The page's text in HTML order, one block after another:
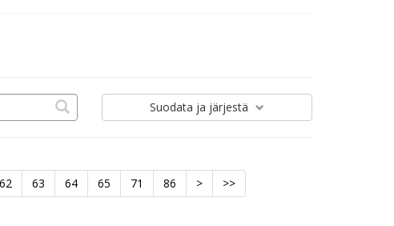
Suodata ja järjestä
62 63 64 65 71 86 > >>